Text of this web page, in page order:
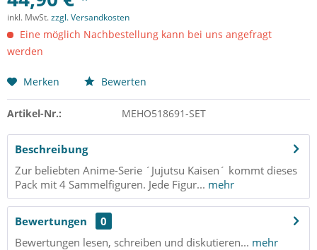
inkl. MwSt.zzgl. Versandkosten
Eine möglich Nachbestellung kann bei uns angefragt
werden
Merken Bewerten
Artikel-Nr.: MEHO518691-SET
Beschreibung
Zur beliebten Anime-Serie ´Jujutsu Kaisen´ kommt dieses
Pack mit 4 Sammelfiguren. Jede Figur... mehr
Bewertungen
0
Bewertungen lesen, schreiben und diskutieren... mehr